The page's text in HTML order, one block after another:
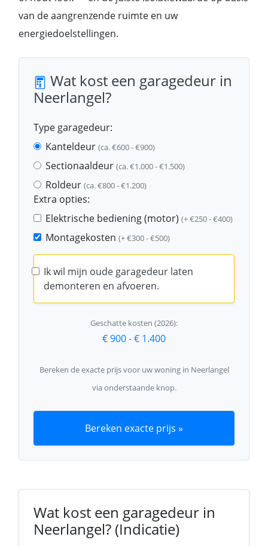
van de aangrenzende ruimte en uw
energiedoelstellingen.
Wat kost een garagedeur in
Neerlangel?
Type garagedeur:
Kanteldeur (ca. €600 - €900)
Sectionaaldeur (ca. €1.000 - €1.500)
Roldeur (ca. €800 - €1.200)
Extra opties:
Elektrische bediening (motor) (+ €250 - €400)
Montagekosten (+ €300 - €500)
Ik wil mijn oude garagedeur laten
demonteren en afvoeren.
Geschatte kosten (2026):
€ 900-€ 1.400
Bereken de exacte prijs voor uw woning in Neerlangel
via onderstaande knop.
Bereken exacte prijs »
Wat kost een garagedeur in
Neerlangel? (Indicatie)